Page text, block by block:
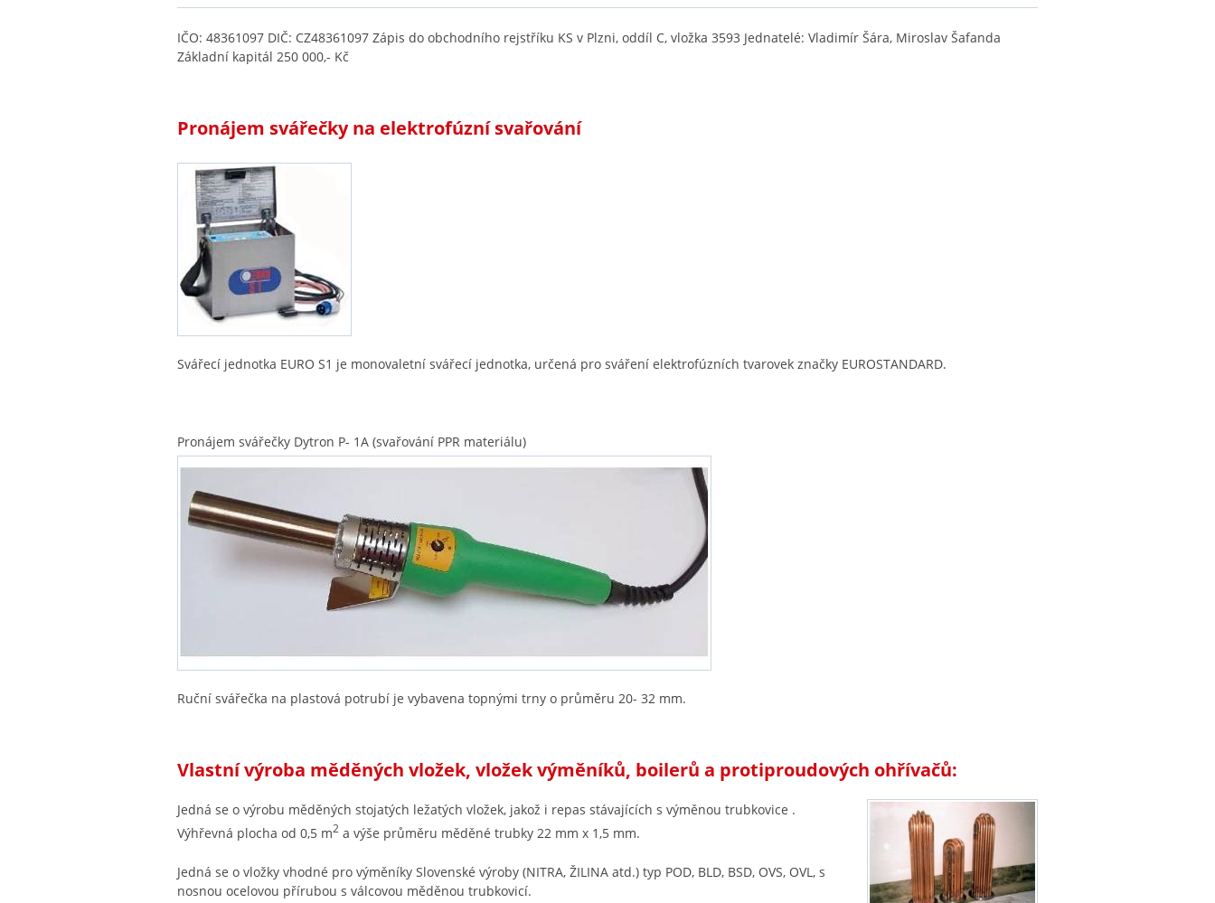
IČO: 48361097 DIČ: CZ48361097 Zápis do obchodního rejstříku KS v Plzni, oddíl C, vložka 3593 Jednatelé: Vladimír Šára, Miroslav Šafanda
Základní kapitál 250 000,- Kč
Pronájem svářečky na elektrofúzní svařování
Svářecí jednotka EURO S1 je monovaletní svářecí jednotka, určená pro sváření elektrofúzních tvarovek značky EUROSTANDARD.
Pronájem svářečky Dytron P- 1A (svařování PPR materiálu)
Ruční svářečka na plastová potrubí je vybavena topnými trny o průměru 20- 32 mm.
Vlastní výroba měděných vložek, vložek výměníků, boilerů a protiproudových ohřívačů:
Jedná se o výrobu měděných stojatých ležatých vložek, jakož i repas stávajících s výměnou trubkovice .
Výhřevná plocha od 0,5 m2 a výše průměru měděné trubky 22 mm x 1,5 mm.
Jedná se o vložky vhodné pro výměníky Slovenské výroby (NITRA, ŽILINA atd.) typ POD, BLD, BSD, OVS, OVL, s
nosnou ocelovou přírubou s válcovou měděnou trubkovicí.